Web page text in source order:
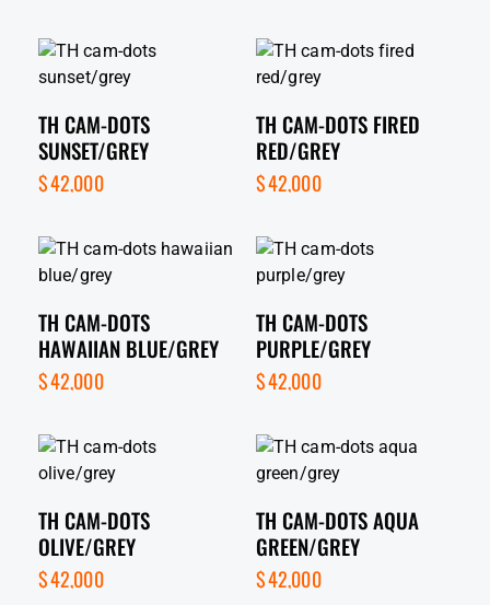
TH CAM-DOTS
SUNSET/GREY
$42,000
TH CAM-DOTS FIRED
RED/GREY
$42,000
TH CAM-DOTS
HAWAIIAN BLUE/GREY
$42,000
TH CAM-DOTS
PURPLE/GREY
$42,000
TH CAM-DOTS
OLIVE/GREY
$42,000
TH CAM-DOTS AQUA
GREEN/GREY
$42,000